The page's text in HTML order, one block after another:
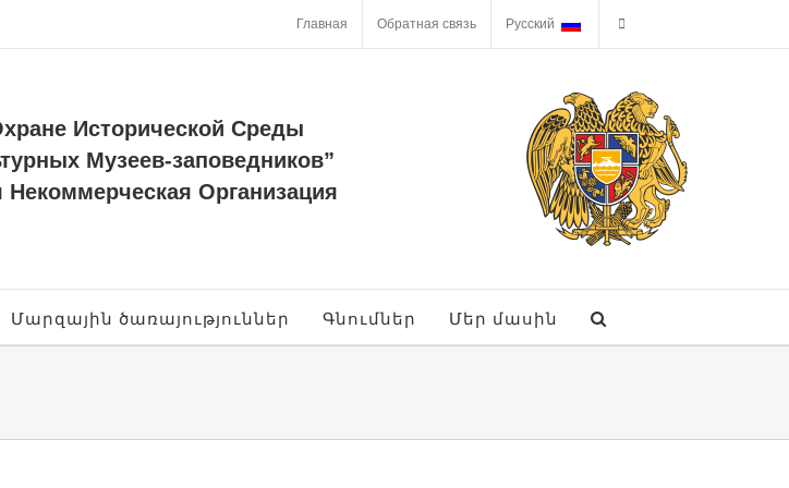
Главная Обратная связь Русский
Исторической Среды
Музеев-заповедников”
Некоммерческая Организация
Մարզային ծառայություններ Գնումներ Մեր մասին